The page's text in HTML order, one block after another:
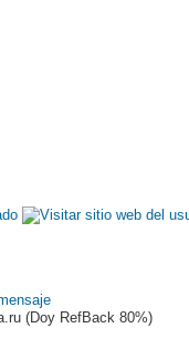
(Doy RefBack 80%)